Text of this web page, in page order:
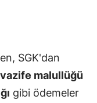
SGK'dan
vazife malullüğü
gibi ödemeler